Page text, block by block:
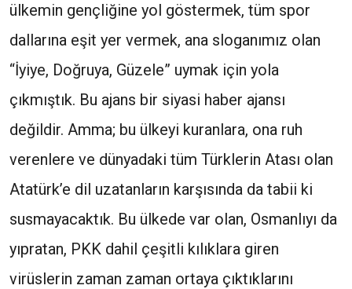
ülkemin gençliğine yol göstermek, tüm spor
dallarına eşit yer vermek, ana sloganımız olan
“İyiye, Doğruya, Güzele” uymak için yola
çıkmıştık. Bu ajans bir siyasi haber ajansı
değildir. Amma; bu ülkeyi kuranlara, ona ruh
verenlere ve dünyadaki tüm Türklerin Atası olan
Atatürk’e dil uzatanların karşısında da tabii ki
susmayacaktık. Bu ülkede var olan, Osmanlıyı da
yıpratan, PKK dahil çeşitli kılıklara giren
virüslerin zaman zaman ortaya çıktıklarını